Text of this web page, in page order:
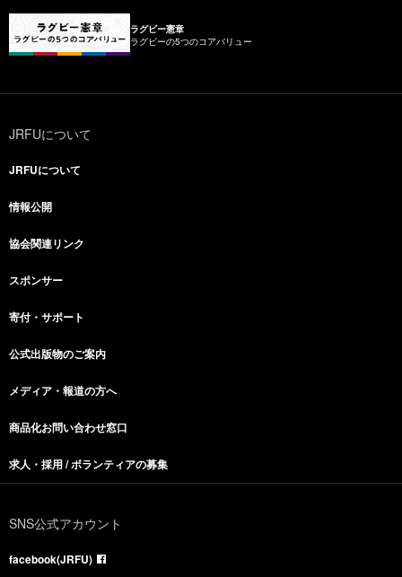
ラグビー憲章
ラグビーの5つのコアバリュー
JRFUについて
JRFUについて
情報公開
協会関連リンク
スポンサー
寄付・サポート
公式出版物のご案内
メディア・報道の方へ
商品化お問い合わせ窓口
求人・採用 / ボランティアの募集
SNS公式アカウント
facebook(JRFU)